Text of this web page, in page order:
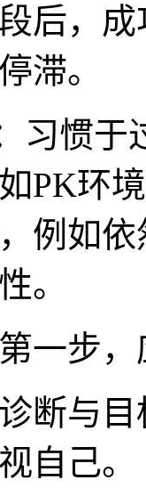
后，
滞。
习惯
PK环
例如
。
一步
断与
自己。